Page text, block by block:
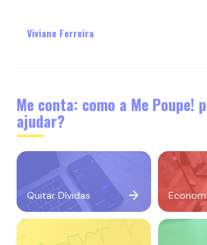
Viviane Ferreira
Me conta: como a Me Poupe!
ajudar?
Quitar Dívidas